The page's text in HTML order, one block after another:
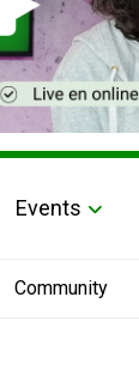
Events
Community